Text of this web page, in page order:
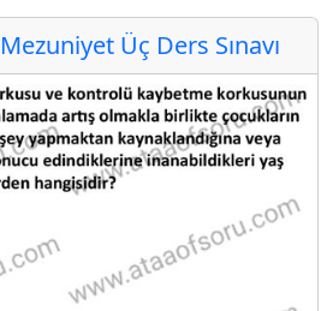
Üç Ders Sınavı